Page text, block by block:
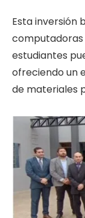
Esta inversión
estudiantes
ofreciendo un
de materiales